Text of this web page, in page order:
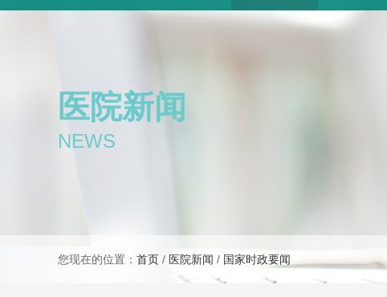
医院新闻
NEWS
您现在的位置： 首页 / 医院新闻 / 国家时政要闻